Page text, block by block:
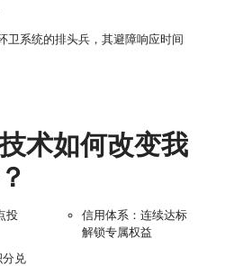
卫系统的排头兵，其避障响应时间
术如何改变我
投
兑
信用体系：连续达标
解锁专属权益